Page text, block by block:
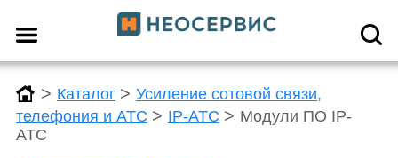
> Каталог > Усиление сотовой связи,
телефония и АТС > IP-АТС > Модули ПО IP-
АТС